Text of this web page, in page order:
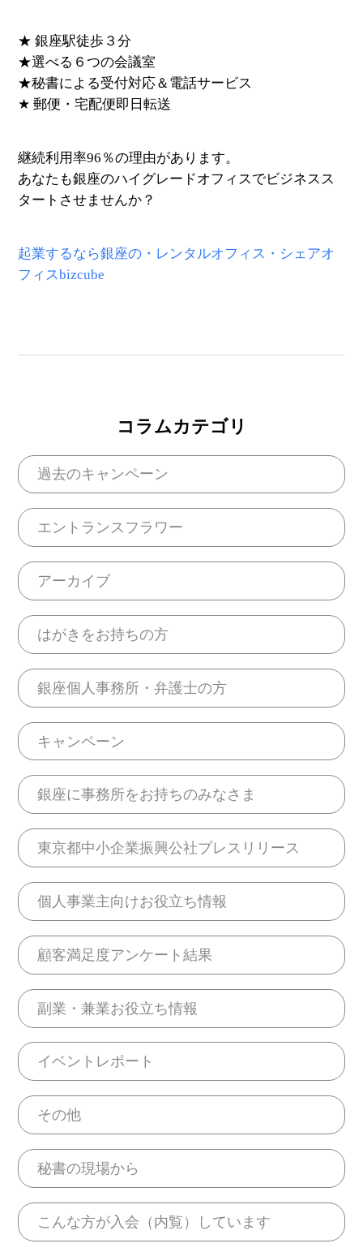
★ 銀座駅徒歩３分
★選べる６つの会議室
★秘書による受付対応＆電話サービス
★ 郵便・宅配便即日転送
継続利用率96％の理由があります。
あなたも銀座のハイグレードオフィスでビジネスス
タートさせませんか？
起業するなら銀座の・レンタルオフィス・シェアオ
フィスbizcube
コラムカテゴリ
過去のキャンペーン
エントランスフラワー
アーカイブ
はがきをお持ちの方
銀座個人事務所・弁護士の方
キャンペーン
銀座に事務所をお持ちのみなさま
東京都中小企業振興公社プレスリリース
個人事業主向けお役立ち情報
顧客満足度アンケート結果
副業・兼業お役立ち情報
イベントレポート
その他
秘書の現場から
こんな方が入会（内覧）しています